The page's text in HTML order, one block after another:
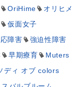
OriHime
オリヒメ
仮面女子
障害
強迫性障害
早期療育
Muters
ディ オブ colors